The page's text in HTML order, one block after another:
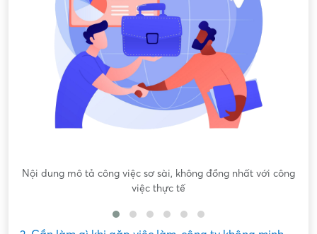
Nội dung mô tả công việc sơ sài, không đồng nhất với công
việc thực tế